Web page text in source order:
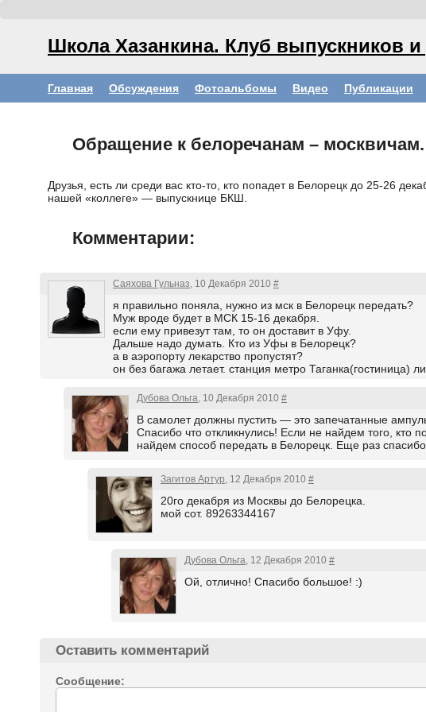
Школа Хазанкина. Клуб выпускников и
Главная Обсуждения Фотоальбомы Видео Публикации
Обращение к белоречанам – москвичам.
Друзья, есть ли среди вас кто-то, кто попадет в Белорецк до 25-26
нашей «коллеге» — выпускнице БКШ.
Комментарии:
Саяхова Гульназ , 10 Декабря 2010 #
я правильно поняла, нужно из мск в Белорецк передать?
Муж вроде будет в МСК 15-16 декабря.
если ему привезут там, то он доставит в Уфу.
Дальше надо думать. Кто из Уфы в Белорецк?
а в аэропорту лекарство пропустят?
он без багажа летает. станция метро Таганка(гостиница)
Дубова Ольга , 10 Декабря 2010 #
В самолет должны пустить — это запечатанные
Спасибо что откликнулись! Если не найдем того,
найдем способ передать в Белорецк. Еще раз
Загитов Артур , 12 Декабря 2010 #
20го декабря из Москвы до Белорецка.
мой сот. 89263344167
Дубова Ольга , 12 Декабря 2010 #
Ой, отлично! Спасибо большое! :)
Оставить комментарий
Сообщение: